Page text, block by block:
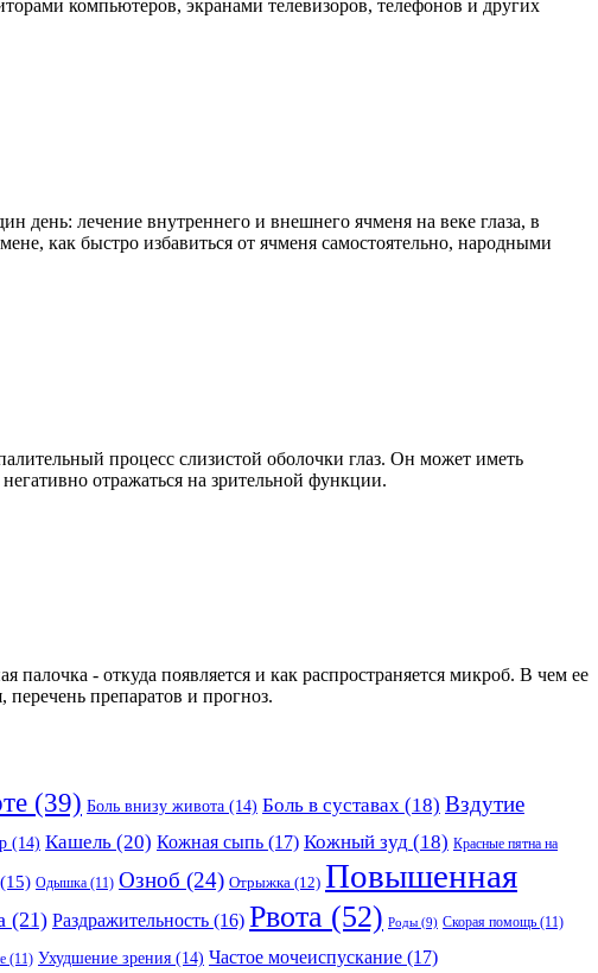
компьютеров, экранами телевизоров, телефонов и других
день: лечение внутреннего и внешнего ячменя на веке глаза, в
как быстро избавиться от ячменя самостоятельно, народными
процесс слизистой оболочки глаз. Он может иметь
отражаться на зрительной функции.
палочка - откуда появляется и как распространяется микроб. В чем ее
препаратов и прогноз.
(39) Боль внизу живота (14) Боль в суставах (18) Вздутие
(14) Кашель (20) Кожная сыпь (17) Кожный зуд (18) Красные пятна на
(15) Одышка (11) Озноб (24) Отрыжка (12) Повышенная
(21) Раздражительность (16) Рвота (52) Роды (9) Скорая помощь (11)
(11) Ухудшение зрения (14) Частое мочеиспускание (17)